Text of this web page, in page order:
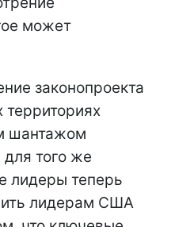
может
законопроекта
территориях
шантажом
для того же
лидеры теперь
лидерам США